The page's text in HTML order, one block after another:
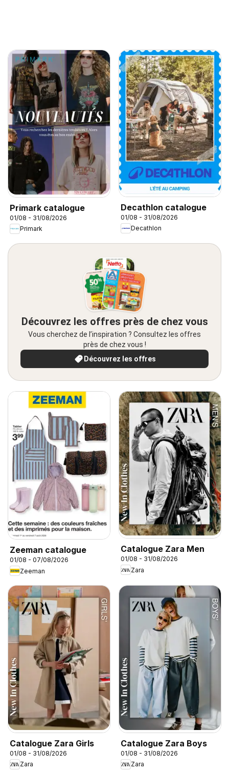
Primark catalogue
01/08 - 31/08/2026
Primark
Decathlon catalogue
01/08 - 31/08/2026
Decathlon
Découvrez les offres près de chez vous
Vous cherchez de l’inspiration ? Consultez les offres
près de chez vous !
Découvrez les offres
Zeeman catalogue
01/08 - 07/08/2026
Zeeman
Catalogue Zara Men
01/08 - 31/08/2026
Zara
Catalogue Zara Girls
01/08 - 31/08/2026
Zara
Catalogue Zara Boys
01/08 - 31/08/2026
Zara